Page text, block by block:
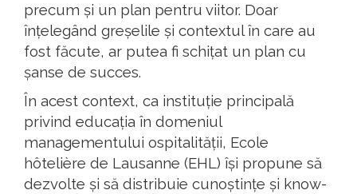
precum și un plan pentru viitor. Doar
înțelegând greșelile și contextul în care au
fost făcute, ar putea fi schițat un plan cu
șanse de succes.
În acest context, ca instituție principală
privind educația în domeniul
managementului ospitalității, Ecole
hôtelière de Lausanne (EHL) își propune să
dezvolte și să distribuie cunoștințe și know-